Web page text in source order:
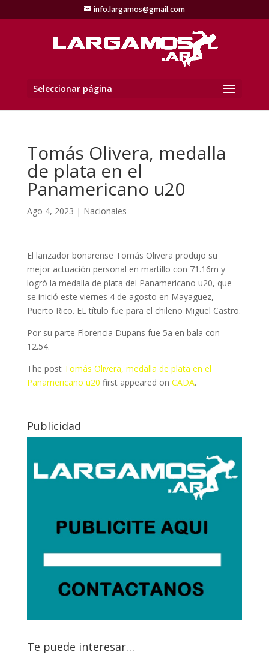
info.largamos@gmail.com
Seleccionar página
Tomás Olivera, medalla
de plata en el
Panamericano u20
Ago 4, 2023 | Nacionales
El lanzador bonarense Tomás Olivera produjo su
mejor actuación personal en martillo con 71.16m y
logró la medalla de plata del Panamericano u20, que
se inició este viernes 4 de agosto en Mayaguez,
Puerto Rico. EL título fue para el chileno Miguel Castro.
Por su parte Florencia Dupans fue 5a en bala con
12.54.
The post Tomás Olivera, medalla de plata en el
Panamericano u20 first appeared on CADA.
Publicidad
Te puede interesar…